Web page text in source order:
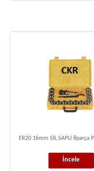
ER20 16mm SİL.SAPLI 8parça
İncele